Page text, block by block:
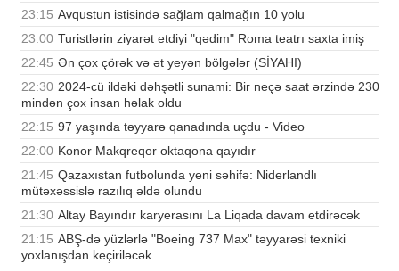
23:15 Avqustun istisində sağlam qalmağın 10 yolu
23:00 Turistlərin ziyarət etdiyi "qədim" Roma teatrı saxta imiş
22:45 Ən çox çörək və ət yeyən bölgələr (SİYAHI)
22:30 2024-cü ildəki dəhşətli sunami: Bir neçə saat ərzində 230
mindən çox insan həlak oldu
22:15 97 yaşında təyyarə qanadında uçdu - Video
22:00 Konor Makqreqor oktaqona qayıdır
21:45 Qazaxıstan futbolunda yeni səhifə: Niderlandlı
mütəxəssislə razılıq əldə olundu
21:30 Altay Bayındır karyerasını La Liqada davam etdirəcək
21:15 ABŞ-də yüzlərlə "Boeing 737 Max" təyyarəsi texniki
yoxlanışdan keçiriləcək